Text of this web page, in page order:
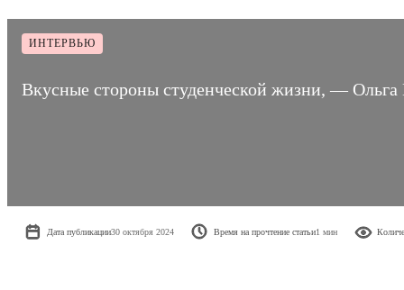
ИНТЕРВЬЮ
Вкусные стороны студенческой жизни, —
Дата публикации30 октября 2024 Время на прочтение статьи1 мин